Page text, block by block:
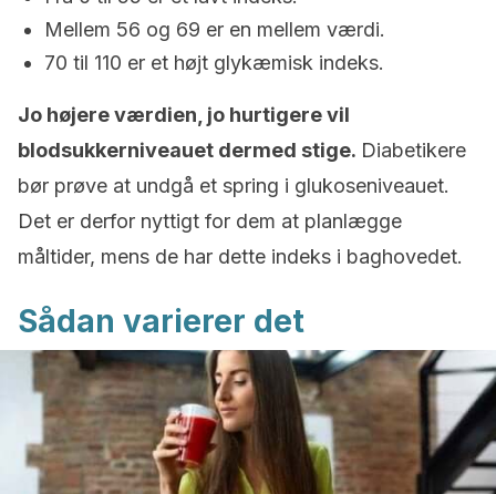
Mellem 56 og 69 er en mellem værdi.
70 til 110 er et højt glykæmisk indeks.
Jo højere værdien, jo hurtigere vil
blodsukkerniveauet dermed stige. Diabetikere
bør prøve at undgå et spring i glukoseniveauet.
Det er derfor nyttigt for dem at planlægge
måltider, mens de har dette indeks i baghovedet.
Sådan varierer det